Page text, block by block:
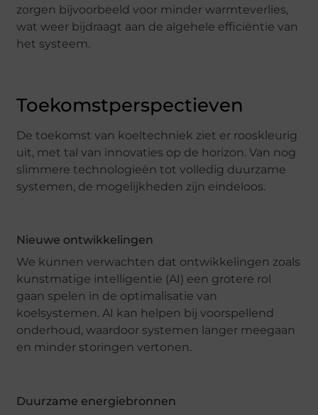
zorgen bijvoorbeeld voor minder warmteverlies,
wat weer bijdraagt aan de algehele efficiëntie van
het systeem.
Toekomstperspectieven
De toekomst van koeltechniek ziet er rooskleurig
uit, met tal van innovaties op de horizon. Van nog
slimmere technologieën tot volledig duurzame
systemen, de mogelijkheden zijn eindeloos.
Nieuwe ontwikkelingen
We kunnen verwachten dat ontwikkelingen zoals
kunstmatige intelligentie (AI) een grotere rol
gaan spelen in de optimalisatie van
koelsystemen. AI kan helpen bij voorspellend
onderhoud, waardoor systemen langer meegaan
en minder storingen vertonen.
Duurzame energiebronnen